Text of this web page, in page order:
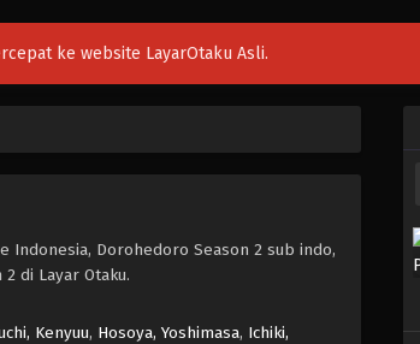
ke website LayarOtaku Asli.
Dorohedoro Season 2 sub indo,
di Layar Otaku.
Kenyuu, Hosoya, Yoshimasa, Ichiki,